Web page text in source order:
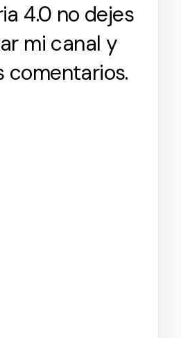
4.0 no dejes
mi canal y
comentarios.